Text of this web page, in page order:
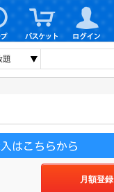
月額登録